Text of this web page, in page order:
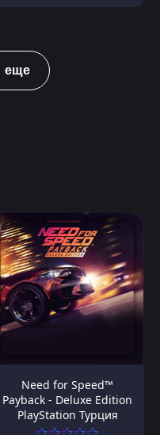
еще
Need for Speed™
Payback - Deluxe Edition
PlayStation Турция